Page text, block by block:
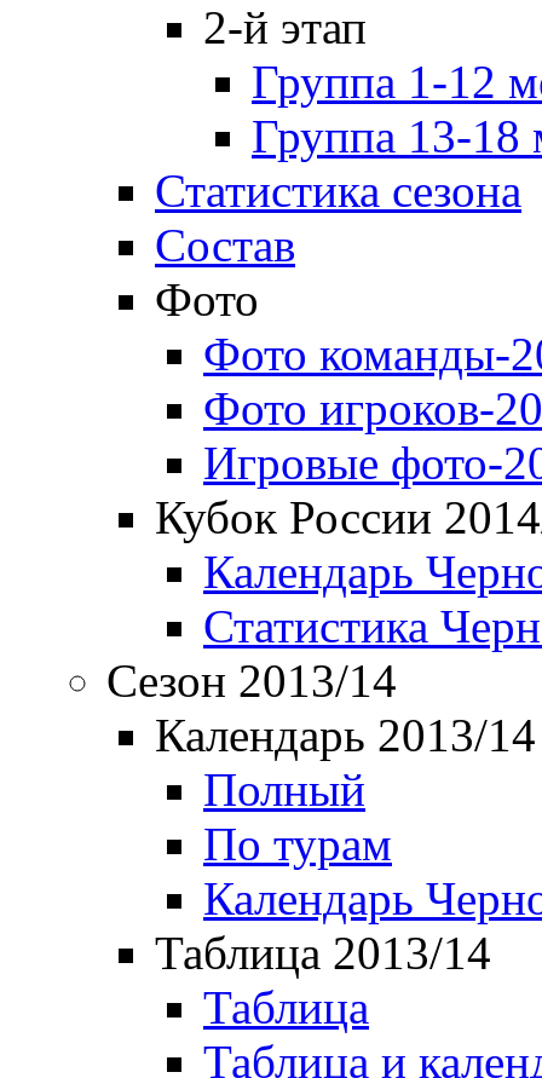
2-й этап
Группа 1-12
Группа 13-18
Статистика сезона
Состав
Фото
Фото команды-
Фото игроков-
Игровые фото-
Кубок России
Календарь
Статистика
Сезон 2013/14
Календарь 2013/14
Полный
По турам
Календарь
Таблица 2013/14
Таблица
Таблица и